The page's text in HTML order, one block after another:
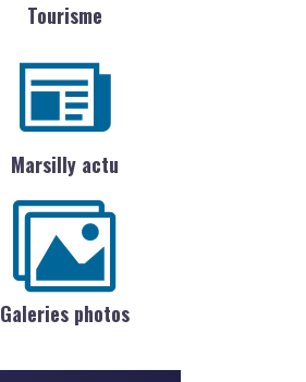
Tourisme
Marsilly actu
Galeries photos